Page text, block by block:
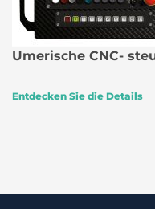
Umerische CNC-
Entdecken Sie die Details